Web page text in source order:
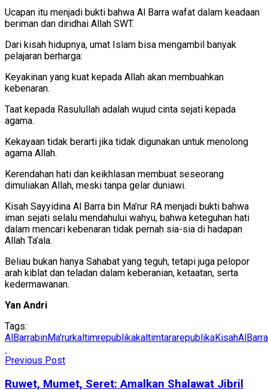
Ucapan itu menjadi bukti bahwa Al Barra wafat dalam keadaan
beriman dan diridhai Allah SWT.
Dari kisah hidupnya, umat Islam bisa mengambil banyak
pelajaran berharga:
Keyakinan yang kuat kepada Allah akan membuahkan
kebenaran.
Taat kepada Rasulullah adalah wujud cinta sejati kepada
agama.
Kekayaan tidak berarti jika tidak digunakan untuk menolong
agama Allah.
Kerendahan hati dan keikhlasan membuat seseorang
dimuliakan Allah, meski tanpa gelar duniawi.
Kisah Sayyidina Al Barra bin Ma’rur RA menjadi bukti bahwa
iman sejati selalu mendahului wahyu, bahwa keteguhan hati
dalam mencari kebenaran tidak pernah sia-sia di hadapan
Allah Ta’ala.
Beliau bukan hanya Sahabat yang teguh, tetapi juga pelopor
arah kiblat dan teladan dalam keberanian, ketaatan, serta
kedermawanan.
Yan Andri
Tags:
AlBarrabinMa'rurkaltimrepublikakaltimtararepublikaKisahAlBarra
Previous Post
Ruwet, Mumet, Seret: Amalkan Shalawat Jibril